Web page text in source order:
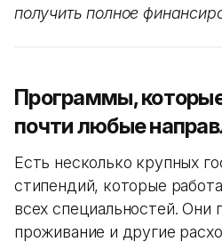
получить полное
Программы,
почти любые
Есть несколько крупных
стипендий, которые
всех специальностей. Они
проживание и другие